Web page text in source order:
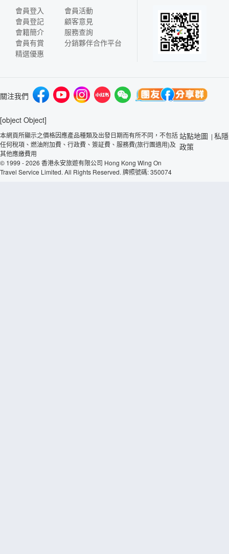
會員登入
會員登記
會籍簡介
會員有賞
精選優惠
會員活動
顧客意見
服務查詢
分銷夥伴合作平台
關注我們
[object Object]
本網頁所顯示之價格因應產品種類及出發日期而有所不同，不包括
任何稅項、燃油附加費、行政費、簽証費、服務費(旅行團適用)及
其他應繳費用
© 1999 - 2026 香港永安旅遊有限公司 Hong Kong Wing On
Travel Service Limited. All Rights Reserved. 牌照號碼: 350074
站點地圖 | 私隱
政策